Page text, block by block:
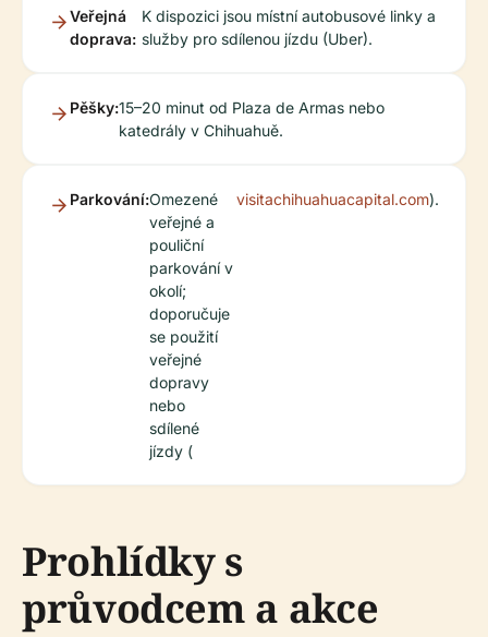
Veřejná
doprava:
K dispozici jsou místní autobusové linky a
služby pro sdílenou jízdu (Uber).
Pěšky:15–20 minut od Plaza de Armas nebo
katedrály v Chihuahuě.
Parkování:Omezené
veřejné a
pouliční
parkování v
okolí;
doporučuje
se použití
veřejné
dopravy
nebo
sdílené
jízdy (
visitachihuahuacapital.com).
Prohlídky s
průvodcem a akce